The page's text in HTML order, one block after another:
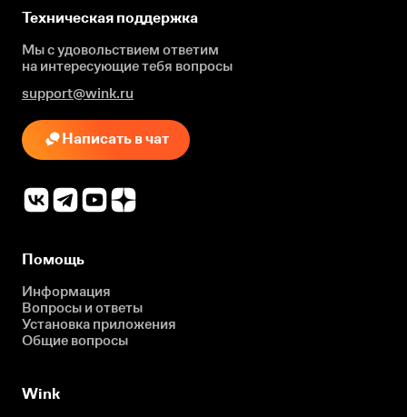
Техническая поддержка
Мы с удовольствием ответим
на интересующиетебя вопросы
support@wink.ru
Написать в чат
Помощь
Информация
Вопросы и ответы
Установка приложения
Общие вопросы
Wink